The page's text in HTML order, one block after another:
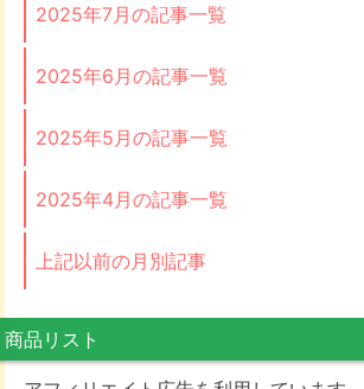
2025年7月の記事一覧
2025年6月の記事一覧
2025年5月の記事一覧
2025年4月の記事一覧
上記以前の月別記事
商品リスト